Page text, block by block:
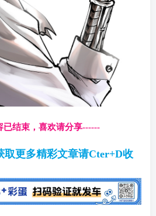
已结束，喜欢请分享------
取更多精彩文章请Cter+D收